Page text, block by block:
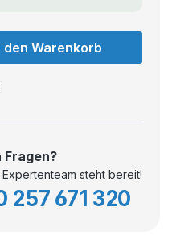
den Warenkorb
Fragen?
steht bereit!
257 671 320